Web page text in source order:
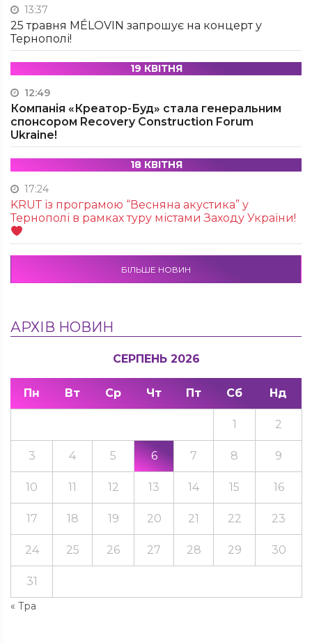
13:37
25 травня MÉLOVIN запрошує на концерт у
Тернополі!
19 КВІТНЯ
12:49
Компанія «Креатор-Буд» стала генеральним
спонсором Recovery Construction Forum
Ukraine!
18 КВІТНЯ
17:24
KRUТ із програмою “Весняна акустика” у
Тернополі в рамках туру містами Заходу України!
БІЛЬШЕ НОВИН
АРХІВ НОВИН
СЕРПЕНЬ 2026
Пн Вт Ср Чт Пт Сб Нд
« Тра
1 2
3 4 5 6 7 8 9
10 11 12 13 14 15 16
17 18 19 20 21 22 23
24 25 26 27 28 29 30
31